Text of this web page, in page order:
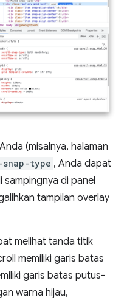
(misalnya, halaman
type , Anda dapat
sampingnya di panel
tampilan overlay
melihat tanda titik
memiliki garis batas
garis batas putus-
warna hijau,